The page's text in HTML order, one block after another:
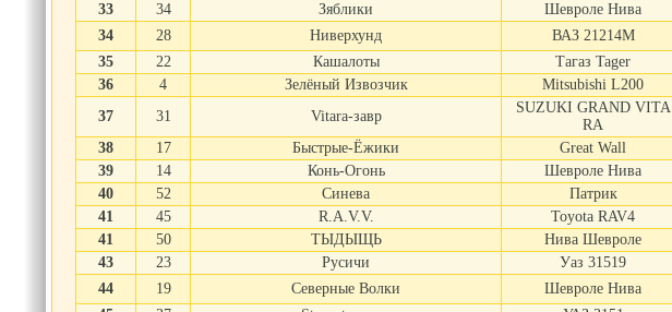
33
34 Зяблики Шевроле Нива
34
28 Ниверхунд ВАЗ 21214М
35
22 Кашалоты Тагаз Tager
36
4 Зелёный Извозчик Mitsubishi L200
37
31 Vitara-завр
SUZUKI GRAND VITA
RA
38
17 Быстрые-Ёжики Great Wall
39
14 Конь-Огонь Шевроле Нива
40
52 Синева Патрик
41
45 R.A.V.V. Toyota RAV4
41
50 ТЫДЫЩЬ Нива Шевроле
43
23 Русичи Уаз 31519
44
19 Северные Волки Шевроле Нива